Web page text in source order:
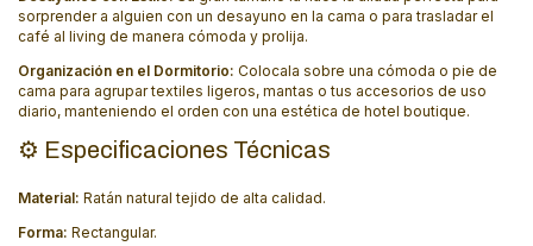
sorprender a alguien con un desayuno en la cama o para trasladar el
café al living de manera cómoda y prolija.
Organización en el Dormitorio: Colocala sobre una cómoda o pie de
cama para agrupar textiles ligeros, mantas o tus accesorios de uso
diario, manteniendo el orden con una estética de hotel boutique.
⚙️ Especificaciones Técnicas
Material: Ratán natural tejido de alta calidad.
Forma: Rectangular.